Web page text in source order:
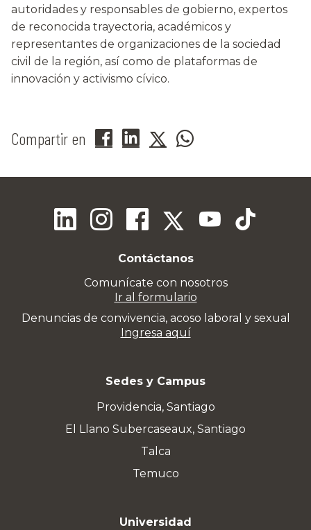
autoridades y responsables de gobierno, expertos
de reconocida trayectoria, académicos y
representantes de organizaciones de la sociedad
civil de la región, así como de plataformas de
innovación y activismo cívico.
Compartir en
Contáctanos
Comunícate con nosotros
Ir al formulario
Denuncias de convivencia, acoso laboral y sexual
Ingresa aquí
Sedes y Campus
Providencia, Santiago
El Llano Subercaseaux, Santiago
Talca
Temuco
Universidad